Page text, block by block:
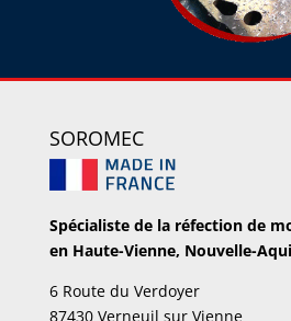
SOROMEC
Spécialiste de la réfection de
en Haute-Vienne, Nouvelle-
6 Route du Verdoyer
87430 Verneuil sur Vienne